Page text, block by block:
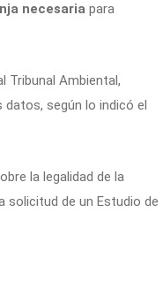
necesaria para
Tribunal Ambiental,
según lo indicó el
la legalidad de la
solicitud de un Estudio de